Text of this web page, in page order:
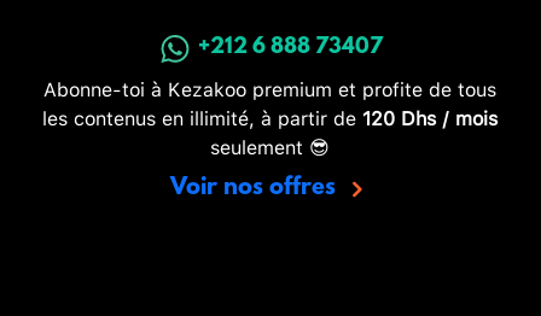
+212 6 888 73407
Abonne-toi à Kezakoo premium et profite de tous
les contenus en illimité, à partir de 120 Dhs / mois
seulement 😎
Voir nos offres